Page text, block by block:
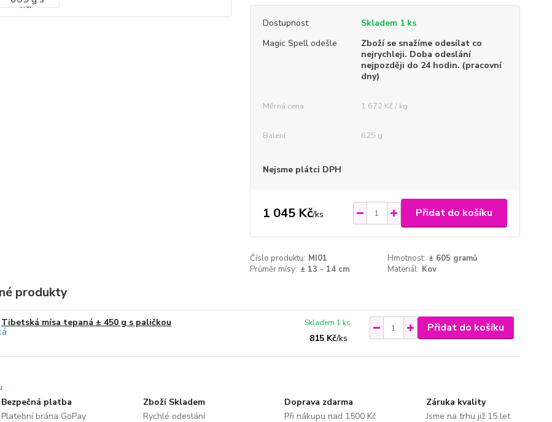
Dostupnost
Skladem 1 ks
Magic Spell odešle
Zboží se snažíme odesílat co
nejrychleji. Doba odeslání
nejpozději do 24 hodin. (pracovní
dny)
Měrná cena 1 672 Kč / kg
Balení 625 g
Nejsme plátci DPH
1 045 Kč/ks Přidat do košíku
Číslo produktu: MI01 Hmotnost: ± 605 gramů
Průměr mísy: ± 13 - 14 cm Materiál: Kov
produkty
Tibetská mísa tepaná ± 450 g s paličkou
815 Kč/ks
Skladem 1 ks Přidat do košíku
Bezpečná platba
Platební brána GoPay
Zboží Skladem
Rychlé odeslání
Doprava zdarma
Při nákupu nad 1500 Kč
Záruka kvality
Jsme na trhu již 15 let